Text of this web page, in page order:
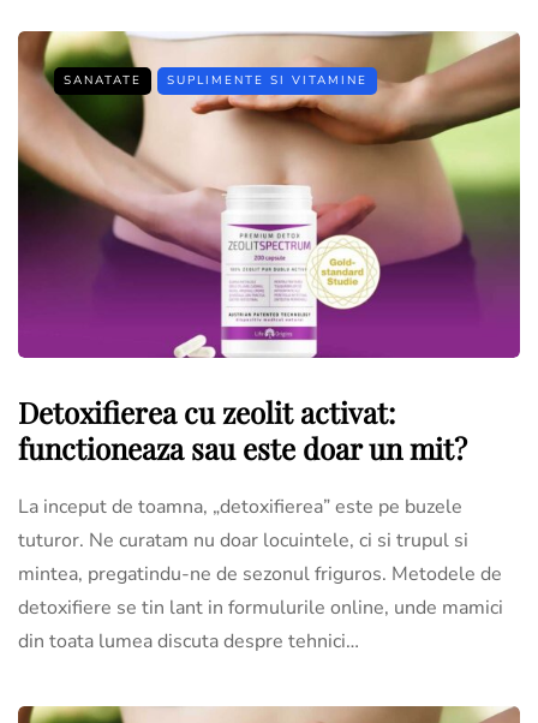
SANATATE SUPLIMENTE SI VITAMINE
Detoxifierea cu zeolit activat:
functioneaza sau este doar un mit?
La inceput de toamna, „detoxifierea” este pe buzele
tuturor. Ne curatam nu doar locuintele, ci si trupul si
mintea, pregatindu-ne de sezonul friguros. Metodele de
detoxifiere se tin lant in formulurile online, unde mamici
din toata lumea discuta despre tehnici…